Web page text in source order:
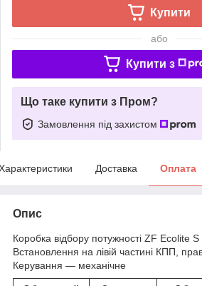
Купити
або
Купити з
Що таке купити з Пром?
Замовлення під захистом
Доставка Оплата
Опис
Коробка відбору потужності ZF Ecolite
Встановлення на лівій частині КПП,
Керування — механічне